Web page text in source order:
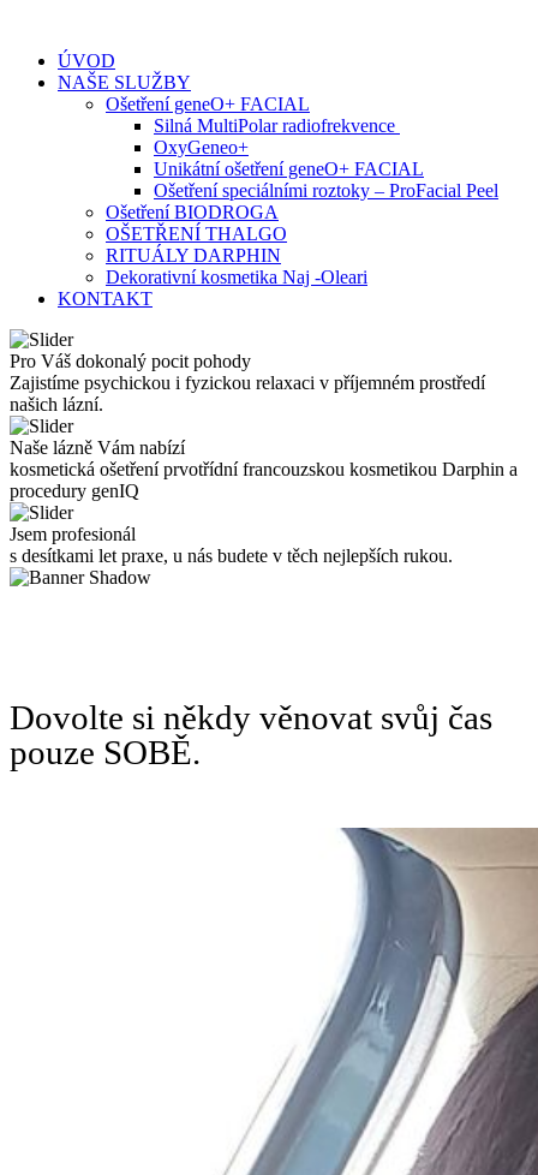
contentÚVOD
NAŠE SLUŽBY
Ošetření geneO+ FACIAL
Silná MultiPolar radiofrekvence
OxyGeneo+
Unikátní ošetření geneO+ FACIAL
Ošetření speciálními roztoky – ProFacial Peel
Ošetření BIODROGA
OŠETŘENÍ THALGO
RITUÁLY DARPHIN
Dekorativní kosmetika Naj -Oleari
KONTAKT
Pro Váš dokonalý pocit pohody
Zajistíme psychickou i fyzickou relaxaci v příjemném prostředí
našich lázní.
Naše lázně Vám nabízí
kosmetická ošetření prvotřídní francouzskou kosmetikou Darphin a
procedury genIQ
Jsem profesionál
s desítkami let praxe, u nás budete v těch nejlepších rukou.
Dovolte si někdy věnovat svůj čas
pouze SOBĚ.